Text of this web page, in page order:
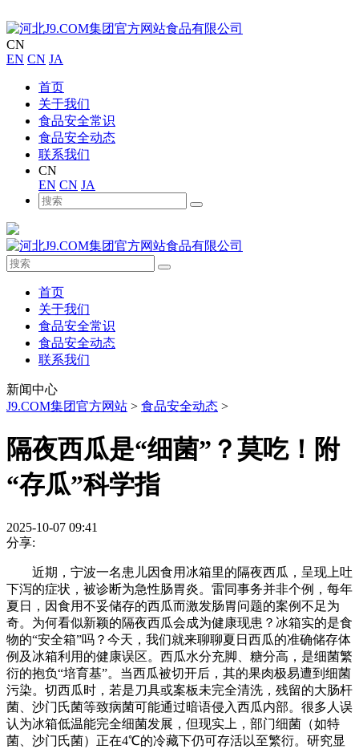
CN
EN CN JA
首页
关于我们
食品安全常识
食品安全动态
联系我们
CN
EN CN JA
首页
关于我们
食品安全常识
食品安全动态
联系我们
新闻中心
J9.COM集团官方网站 > 食品安全动态 >
隔夜西瓜是“细菌”？莫吃！附
“存瓜”科学指
2025-10-07 09:41
分享:
近期，宁波一名患儿因食用冰箱里的隔夜西瓜，呈现上吐
下泻的症状，被诊断为急性肠胃炎。雷同事务并非个例，每年
夏日，因食用不妥储存的西瓜而激发肠胃问题的案例不足为
奇。为何看似新颖的隔夜西瓜会成为健康现患？冰箱实的是食
物的“安全箱”吗？今天，我们就来聊聊夏日西瓜的准确储存体
例及冰箱利用的健康误区。西瓜水分充脚、糖分高，是细菌繁
衍的抱负“培育基”。当西瓜被切开后，其的果肉极易遭到细菌
污染。切西瓜时，若是刀具或案板未完全清洗，残留的大肠杆
菌、沙门氏菌等致病菌可能通过暗语侵入西瓜内部。很多人误
认为冰箱低温能完全细菌发展，但现实上，部门细菌（如特
菌、沙门氏菌）正在4℃的冷藏下仍可存活以至繁衍。研究显